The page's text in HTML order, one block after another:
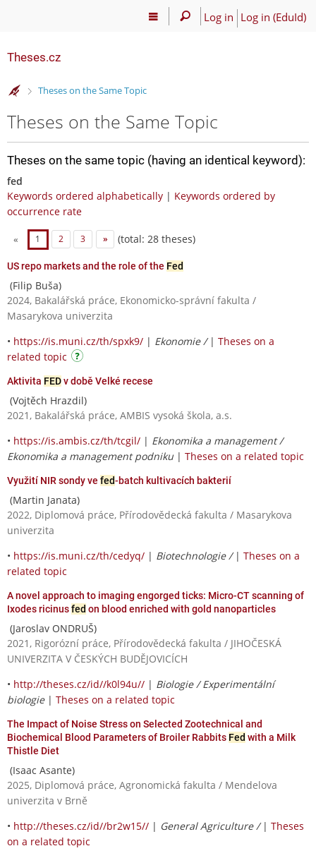
Log in Log in (EduId)
Theses.cz
>
Theses on the Same Topic
Theses on the Same Topic
Theses on the same topic (having an identical keyword):
fed
Keywords ordered alphabetically | Keywords ordered by
occurrence rate
« 1 2 3 » (total: 28 theses)
US repo markets and the role of the Fed
(Filip Buša)
2024, Bakalářská práce, Ekonomicko-správní fakulta /
Masarykova univerzita
• https://is.muni.cz/th/spxk9/ | Ekonomie / | Theses on a
related topic
Aktivita FEDv době Velké recese
(Vojtěch Hrazdil)
2021, Bakalářská práce, AMBIS vysoká škola, a.s.
• https://is.ambis.cz/th/tcgil/ | Ekonomika a management /
Ekonomika a management podniku | Theses on a related topic
Využití NIR sondy ve fed-batch kultivacích bakterií
(Martin Janata)
2022, Diplomová práce, Přírodovědecká fakulta / Masarykova
univerzita
• https://is.muni.cz/th/cedyq/ | Biotechnologie / | Theses on a
related topic
A novel approach to imaging engorged ticks: Micro-CT scanning of
Ixodes ricinusfed on blood enriched with gold nanoparticles
(Jaroslav ONDRUŠ)
2021, Rigorózní práce, Přírodovědecká fakulta / JIHOČESKÁ
UNIVERZITA V ČESKÝCH BUDĚJOVICÍCH
• http://theses.cz/id//k0l94u// | Biologie / Experimentální
biologie| Theses on a related topic
The Impact of Noise Stress on Selected Zootechnical and
Biochemical Blood Parameters of Broiler Rabbits Fed with a Milk
Thistle Diet
(Isaac Asante)
2025, Diplomová práce, Agronomická fakulta / Mendelova
univerzita v Brně
• http://theses.cz/id//br2w15// | General Agriculture / | Theses
on a related topic